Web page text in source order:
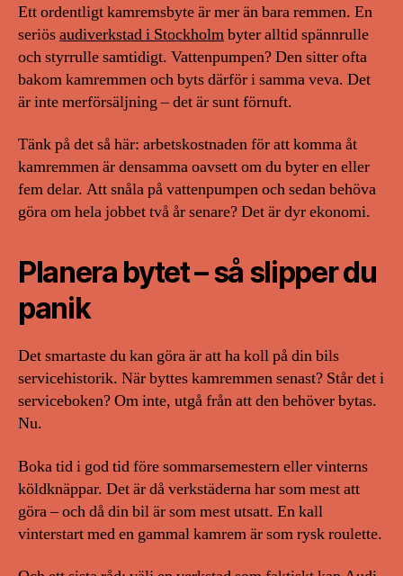
Ett ordentligt kamremsbyte är mer än bara remmen. En
seriösaudiverkstad i Stockholmbyter alltid spännrulle
och styrrulle samtidigt. Vattenpumpen? Den sitter ofta
bakom kamremmen och byts därför i samma veva. Det
är inte merförsäljning – det är sunt förnuft.
Tänk på det så här: arbetskostnaden för att komma åt
kamremmen är densamma oavsett om du byter en eller
fem delar. Att snåla på vattenpumpen och sedan behöva
göra om hela jobbet två år senare? Det är dyr ekonomi.
Planera bytet – så slipper du
panik
Det smartaste du kan göra är att ha koll på din bils
servicehistorik. När byttes kamremmen senast? Står det i
serviceboken? Om inte, utgå från att den behöver bytas.
Nu.
Boka tid i god tid före sommarsemestern eller vinterns
köldknäppar. Det är då verkstäderna har som mest att
göra – och då din bil är som mest utsatt. En kall
vinterstart med en gammal kamrem är som rysk roulette.